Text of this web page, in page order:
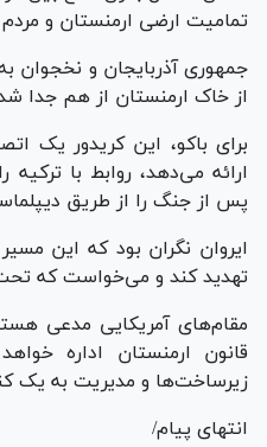
تمامیت ارضی ارمنستان و
از خاک ارمنستان از هم جدا
برای باکو، این کریدور یک
ارائه می‌دهد، روابط با
پس از جنگ را از طریق
ایروان نگران بود که این
تهدید کند و می‌خواست که تحت
مقام‌های آمریکایی مدعی
قانون ارمنستان اداره
زیرساخت‌ها و مدیریت به یک
انتهای پیام/